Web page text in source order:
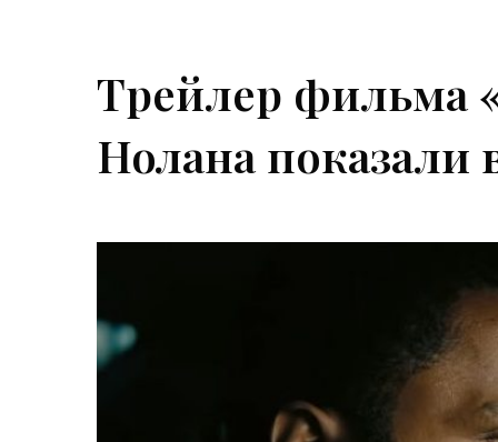
Трейлер фильма
Нолана показали